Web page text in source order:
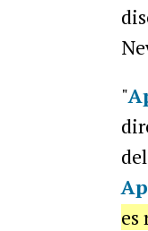
"
es